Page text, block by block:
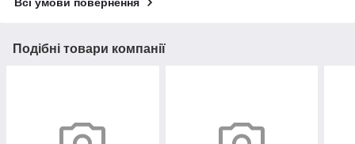
Подібні товари компанії